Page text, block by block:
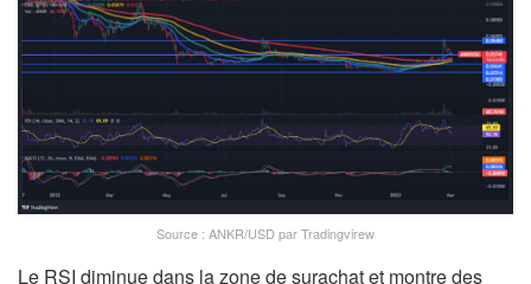
Source : ANKR/USD par Tradingvirew
Le RSI diminue dans la zone de surachat et montre des